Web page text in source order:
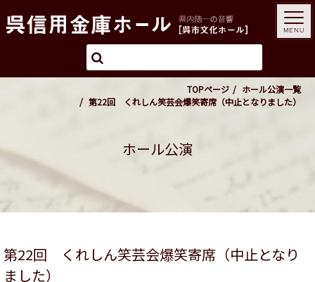
TOPページ
ホール公演一覧
第22回 くれしん笑芸会爆笑寄席（中止となりました）
ホール公演
第22回 くれしん笑芸会爆笑寄席（中止となり
ました）
MENU